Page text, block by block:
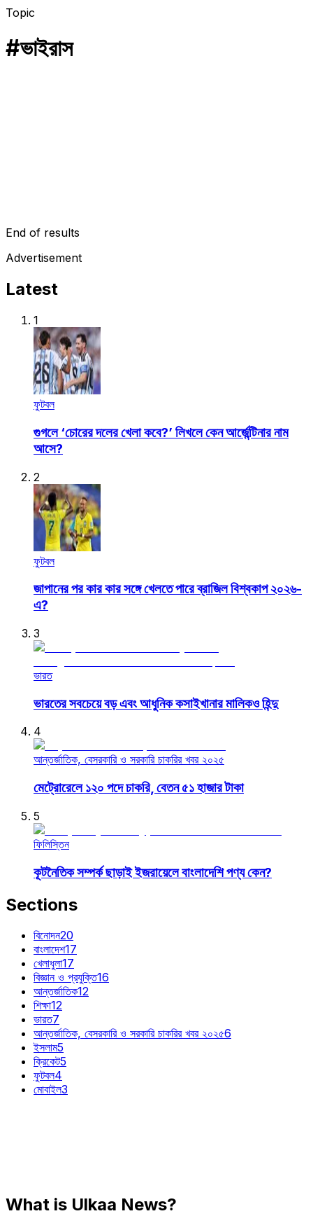
Topic
#ভাইরাস
End of results
Advertisement
Latest
1
ফুটবল
গুগলে ‘চোরের দলের খেলা কবে?’ লিখলে কেন আর্জেন্টিনার নাম
আসে?
2
ফুটবল
জাপানের পর কার কার সঙ্গে খেলতে পারে ব্রাজিল বিশ্বকাপ ২০২৬-
এ?
3
ভারত
ভারতের সবচেয়ে বড় এবং আধুনিক কসাইখানার মালিকও হিন্দু
4
আন্তর্জাতিক, বেসরকারি ও সরকারি চাকরির খবর ২০২৫
মেট্রোরেলে ১২০ পদে চাকরি, বেতন ৫১ হাজার টাকা
5
ফিলিস্তিন
কূটনৈতিক সম্পর্ক ছাড়াই ইজরায়েলে বাংলাদেশি পণ্য কেন?
Sections
বিনোদন20
বাংলাদেশ17
খেলাধুলা17
বিজ্ঞান ও প্রযুক্তি16
আন্তর্জাতিক12
শিক্ষা12
ভারত7
আন্তর্জাতিক, বেসরকারি ও সরকারি চাকরির খবর ২০২৫6
ইসলাম5
ক্রিকেট5
ফুটবল4
মোবাইল3
What is Ulkaa News?